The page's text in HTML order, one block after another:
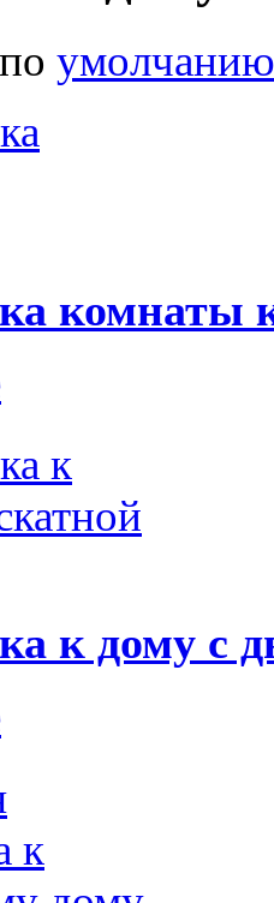
под
под
под дом
под
к дому
поумолчанию
комнаты